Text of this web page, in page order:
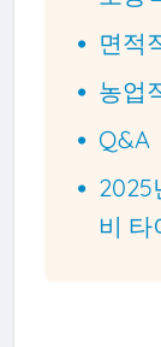
면적
농업
Q&A
2025
비 타